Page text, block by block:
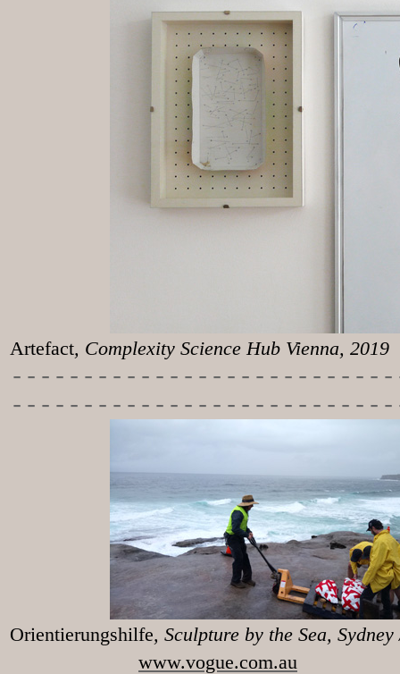
Artefact, Complexity Science Hub Vienna, 2019
-----------
Orientierungshilfe, Sculpture
www.vogue.com.au